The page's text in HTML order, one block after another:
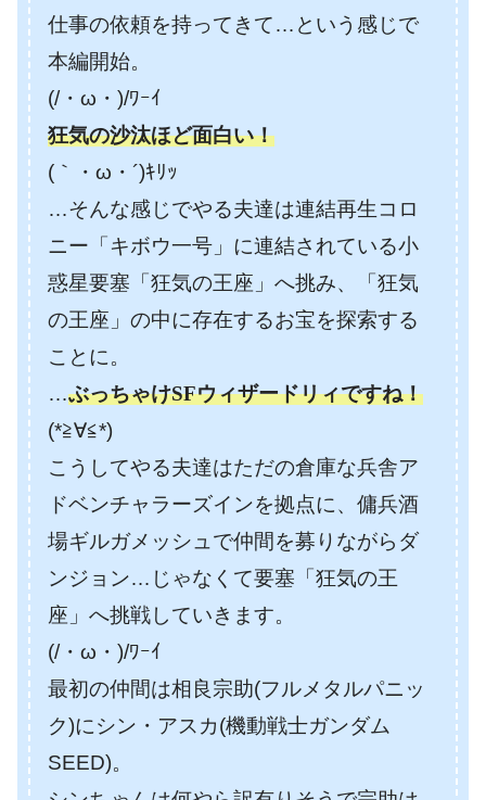
仕事の依頼を持ってきて…という感じで
本編開始。
(/・ω・)/ﾜｰｲ
狂気の沙汰ほど面白い！
(｀・ω・´)ｷﾘｯ
…そんな感じでやる夫達は連結再生コロ
ニー「キボウ一号」に連結されている小
惑星要塞「狂気の王座」へ挑み、「狂気
の王座」の中に存在するお宝を探索する
ことに。
…ぶっちゃけSFウィザードリィですね！
(*≧∀≦*)
こうしてやる夫達はただの倉庫な兵舎ア
ドベンチャラーズインを拠点に、 傭兵酒
場ギルガメッシュで仲間を募りながらダ
ンジョン…じゃなくて要塞「狂気の王
座」へ挑戦していきます。
(/・ω・)/ﾜｰｲ
最初の仲間は相良宗助(フルメタルパニッ
ク)にシン・アスカ(機動戦士ガンダム
SEED)。